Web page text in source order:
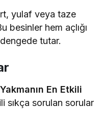
yulaf veya taze
besinler hem açlığı
tutar.
En Etkili
sıkça sorulan sorular